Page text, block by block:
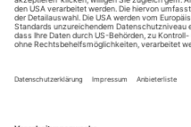
Personalien, Meldungen